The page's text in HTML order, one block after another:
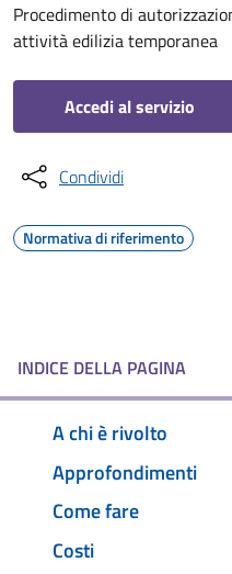
Procedimento di
attività edilizia temporanea
Accedi al servizio
Condividi
Normativa di riferimento
INDICE DELLA PAGINA
A chi è rivolto
Approfondimenti
Come fare
Costi